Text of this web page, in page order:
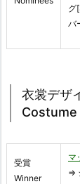
グ
バ
衣裳デザ
受賞
Winner
マ
⇒